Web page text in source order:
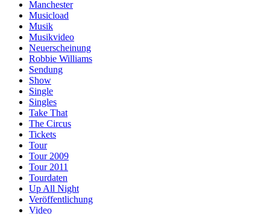
Manchester
Musicload
Musik
Musikvideo
Neuerscheinung
Robbie Williams
Sendung
Show
Single
Singles
Take That
The Circus
Tickets
Tour
Tour 2009
Tour 2011
Tourdaten
Up All Night
Veröffentlichung
Video